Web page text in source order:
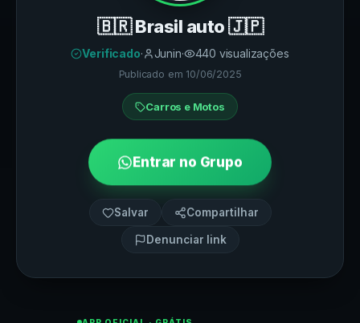
🇧🇷 Brasil auto 🇯🇵
Verificado· Junin· 440 visualizações
Publicado em 10/06/2025
Carros e Motos
Entrar no Grupo
Salvar Compartilhar
Denunciar link